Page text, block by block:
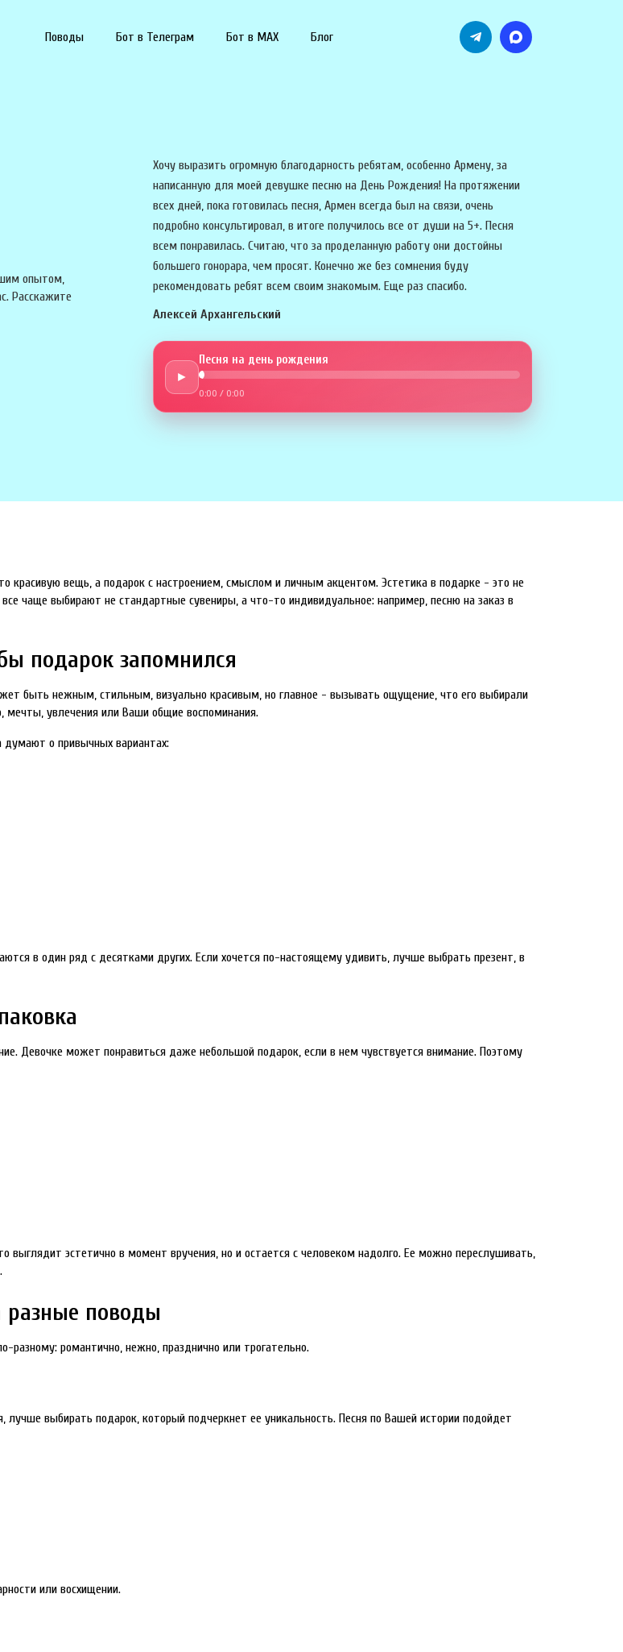
Поводы Бот в Телеграм Бот в MAX Блог
опытом,
Расскажите
Хочу выразить огромную благодарность ребятам, особенно Армену, за
написанную для моей девушке песню на День Рождения! На протяжении
всех дней, пока готовилась песня, Армен всегда был на связи, очень
подробно консультировал, в итоге получилось все от души на 5+. Песня
всем понравилась. Считаю, что за проделанную работу они достойны
большего гонорара, чем просят. Конечно же без сомнения буду
рекомендовать ребят всем своим знакомым. Еще раз спасибо.
Алексей Архангельский
►
Песня на день рождения
0:00 / 0:00
красивую вещь, а подарок с настроением, смыслом и личным акцентом. Эстетика в подарке - это не
чаще выбирают не стандартные сувениры, а что-то индивидуальное: например, песню на заказ в
подарок запомнился
быть нежным, стильным, визуально красивым, но главное - вызывать ощущение, что его выбирали
мечты, увлечения или Ваши общие воспоминания.
думают о привычных вариантах:
в один ряд с десятками других. Если хочется по-настоящему удивить, лучше выбрать презент, в
Девочке может понравиться даже небольшой подарок, если в нем чувствуется внимание. Поэтому
выглядит эстетично в момент вручения, но и остается с человеком надолго. Ее можно переслушивать,
разные поводы
романтично, нежно, празднично или трогательно.
выбирать подарок, который подчеркнет ее уникальность. Песня по Вашей истории подойдет
или восхищении.